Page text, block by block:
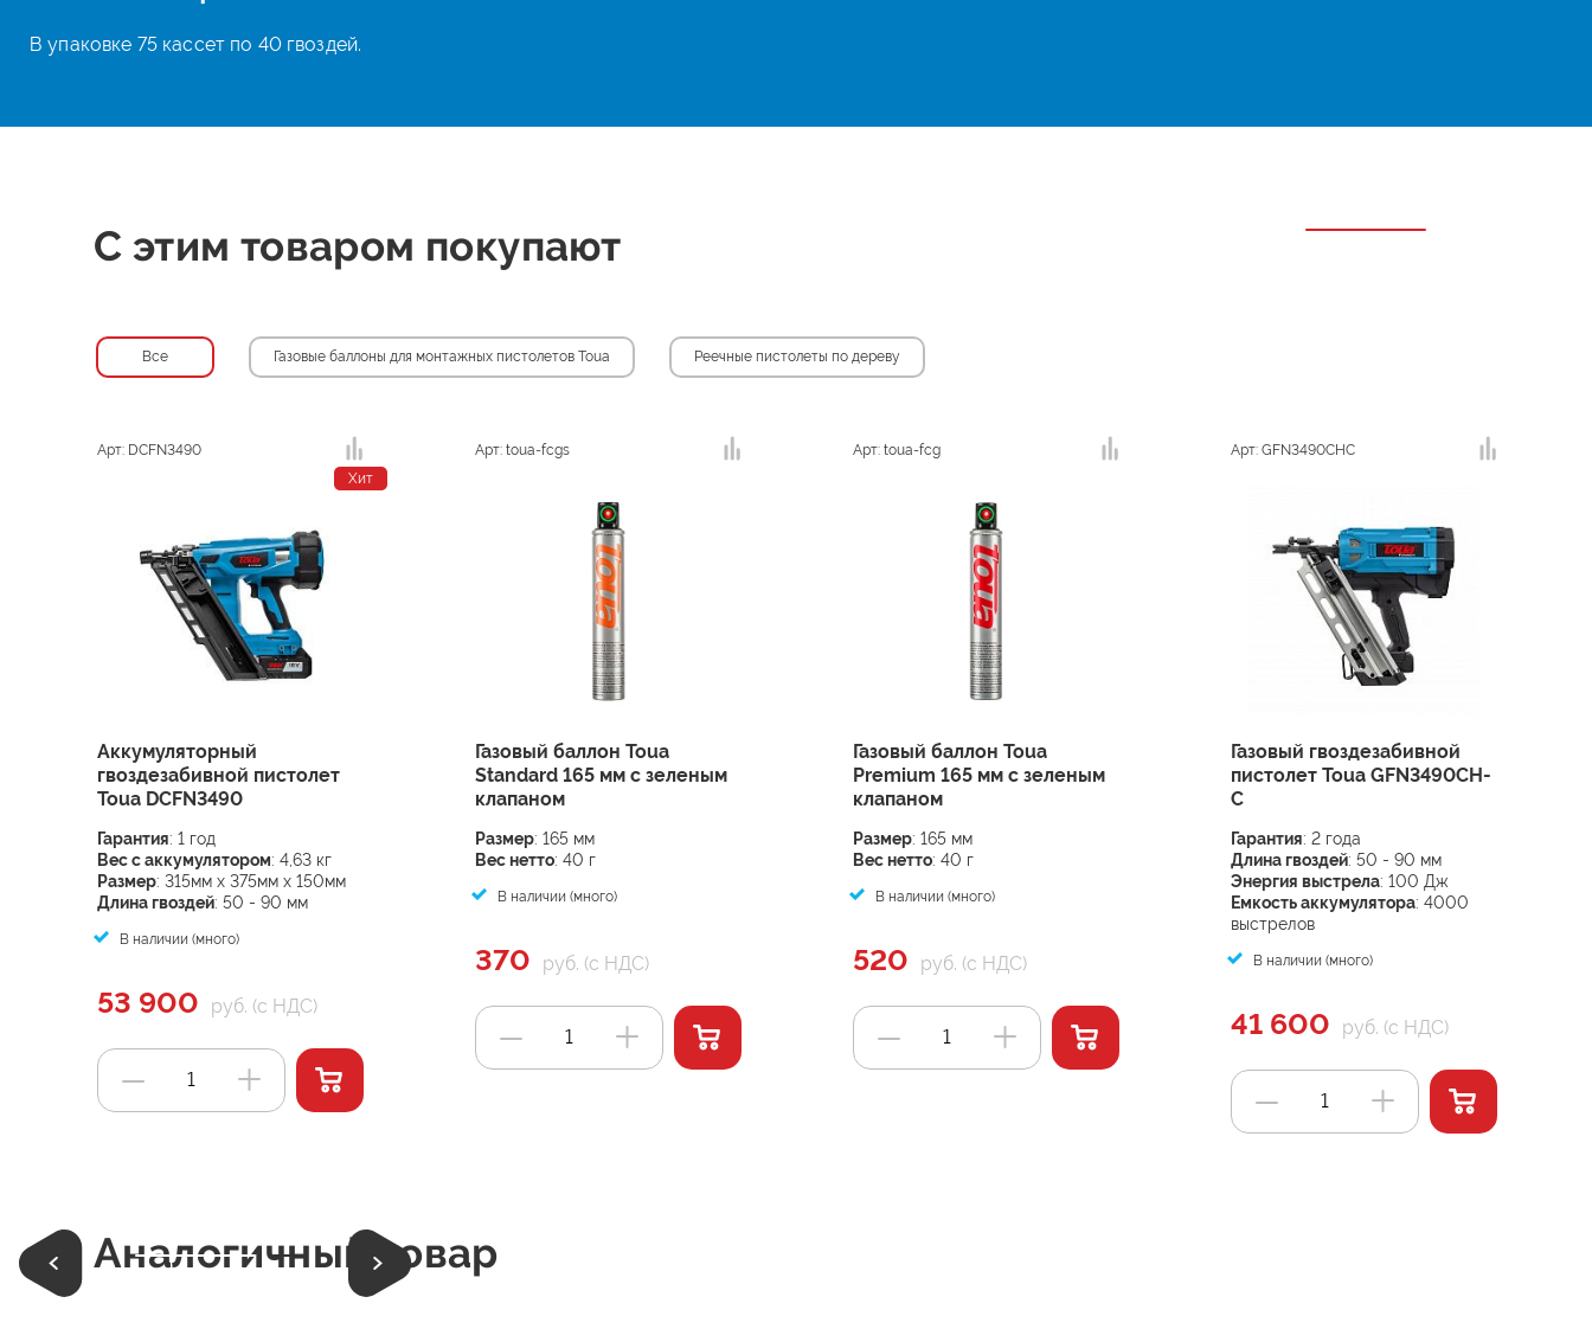
В упаковке 75 кассет по 40 гвоздей.
С этим товаром покупают
Все Газовые баллоны для монтажных пистолетов Toua Реечные пистолеты по дереву
Арт: DCFN3490
Хит
Аккумуляторный
гвоздезабивной пистолет
Toua DCFN3490
Гарантия: 1 год
Вес с аккумулятором: 4,63 кг
Размер: 315мм x 375мм x 150мм
Длина гвоздей: 50 - 90 мм
В наличии (много)
53 900 руб. (с НДС)
Арт: toua-fcgs
Газовый баллон Toua
Standard 165 мм с зеленым
клапаном
Размер: 165 мм
Вес нетто: 40 г
В наличии (много)
370 руб. (с НДС)
Арт: toua-fcg
Газовый баллон Toua
Premium 165 мм с зеленым
клапаном
Размер: 165 мм
Вес нетто: 40 г
В наличии (много)
520 руб. (с НДС)
Арт: GFN3490CHС
Газовый гвоздезабивной
пистолет Toua GFN3490CH-
C
Гарантия: 2 года
Длина гвоздей: 50 - 90 мм
Энергия выстрела: 100 Дж
Емкость аккумулятора: 4000
выстрелов
В наличии (много)
41 600 руб. (с НДС)
Аналогичный товар